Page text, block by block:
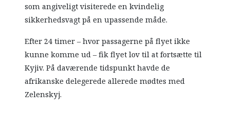
som angiveligt visiterede en kvindelig
sikkerhedsvagt på en upassende måde.
Efter 24 timer – hvor passagerne på flyet ikke
kunne komme ud – fik flyet lov til at fortsætte til
Kyjiv. På daværende tidspunkt havde de
afrikanske delegerede allerede mødtes med
Zelenskyj.